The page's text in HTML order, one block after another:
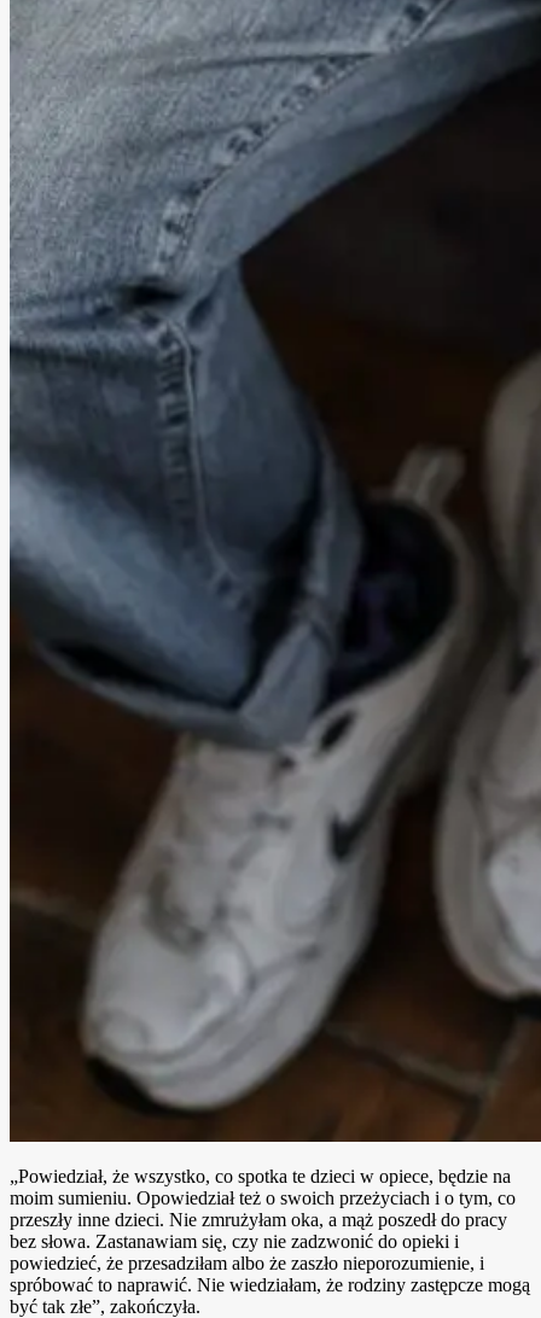
„Powiedział, że wszystko, co spotka te dzieci w opiece, będzie na
moim sumieniu. Opowiedział też o swoich przeżyciach i o tym, co
przeszły inne dzieci. Nie zmrużyłam oka, a mąż poszedł do pracy
bez słowa. Zastanawiam się, czy nie zadzwonić do opieki i
powiedzieć, że przesadziłam albo że zaszło nieporozumienie, i
spróbować to naprawić. Nie wiedziałam, że rodziny zastępcze mogą
być tak złe”, zakończyła.